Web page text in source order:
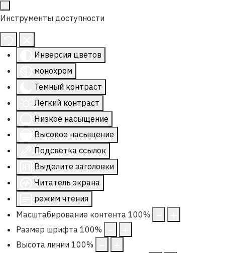
Инструменты доступности
Инверсия цветов
монохром
Темный контраст
Легкий контраст
Низкое насыщение
Высокое насыщение
Подсветка ссылок
Выделите заголовки
Читатель экрана
режим чтения
Масштабирование контента 100%
Размер шрифта 100%
Высота линии 100%